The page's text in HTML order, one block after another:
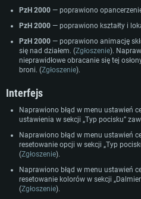
OS: Windows 10 (64 bit)
Procesor: Dual-Core 2.2 GHz
Pamięć: 4GB
Karta graficzna: Karta obsługująca
GeForce GTX 660. Minimalna
Dysk twardy: 22.1 GB (minimalny klient)
Rekomendowane
OS: Windows 10/11 (64 bit)
Procesor: Intel Core i5 lub Ryzen 5 3600
Pamięć: 16 GB
Karta graficzna: Karta obsługująca
OS: Mac OS Big Sur 11.0 lub nowszy
Procesor: Core i5, minimum 2.2GHz
Pamięć: 6 GB
Karta graficzna: Intel Iris Pro 5200
Minimalna rozdzielczość to 720p.
Dysk twardy: 22.1 GB (minimalny klient)
Rekomendowane
OS: Mac OS Big Sur 11.0 lub nowszy
Procesor: Intel Core i7 (Xeon nie jest
Pamięć: 8 GB
Karta graficzna: Radeon Vega II lub
OS: Ostatnie wydania 64bit Linux
Procesor: Dual-Core 2.4 GHz
Pamięć: 4 GB
Karta graficzna: NVIDIA 660 z nowymi
miesięcy) / podobna od AMD z nowymi
miesięcy) (minimalna rozdzielczość to
Połączenie sieciowe: Internet
Dysk twardy: 22.1 GB (minimalny klient)
Rekomendowane
OS: Ubuntu 20.04 64bit
Procesor: Intel Core i7
Pamięć: 16 GB
PzH 2000 — poprawiono
PzH 2000 — poprawiono kształty i
PzH 2000 — poprawiono animację
się nad działem. (Zgłoszenie).
nieprawidłowe obracanie się tej
broni. (Zgłoszenie).
Interfejs
Naprawiono błąd w menu ustawień
ustawienia w sekcji „Typ pocisku”
Naprawiono błąd w menu ustawień
resetowanie opcji w sekcji „Typ
(Zgłoszenie).
Naprawiono błąd w menu ustawień
resetowanie kolorów w sekcji
(Zgłoszenie).